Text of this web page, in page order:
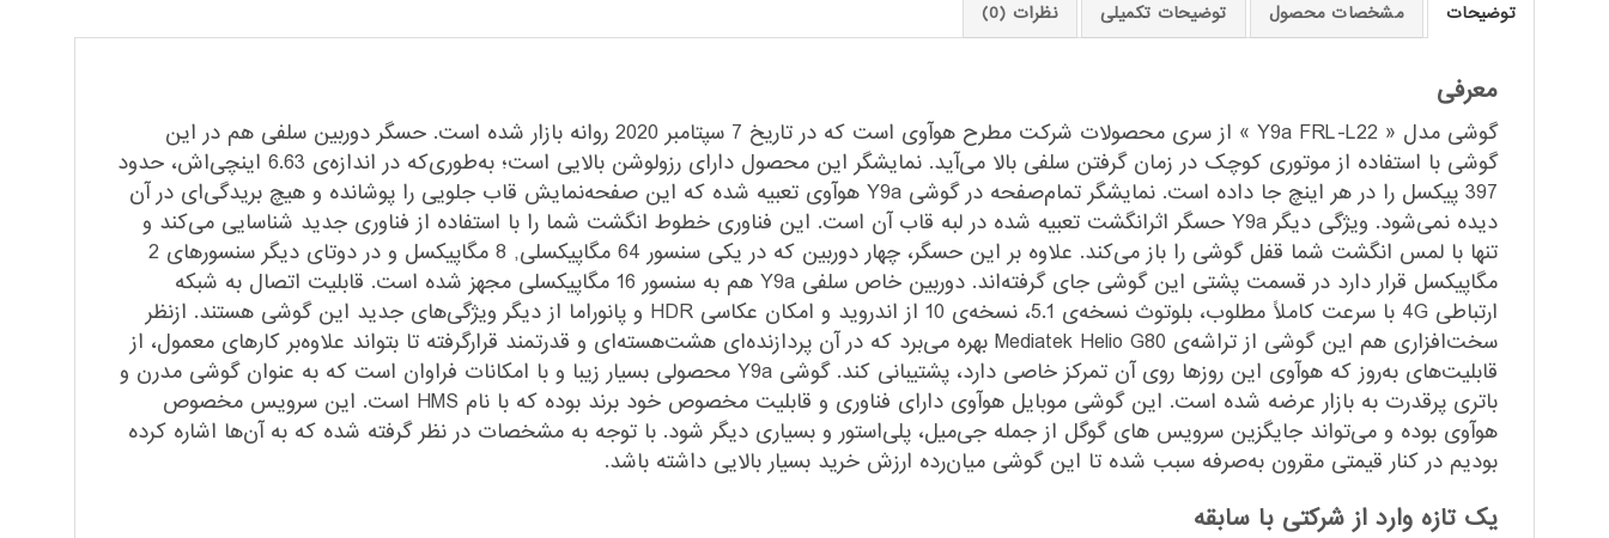
توضیحات مشخصات محصول توضیحات تکمیلی نظرات (0)
معرفی
گوشی مدل « Y9a FRL-L22 » از سری محصولات شرکت مطرح هوآوی است که در تاریخ 7 سپتامبر 2020 روانه بازار شده است. حسگر دوربین سلفی هم در این
گوشی با استفاده از موتوری کوچک در زمان گرفتن سلفی بالا می‌آید. نمایشگر این محصول دارای رزولوشن بالایی است؛ به‌طوری‌که در اندازه‌ی 6.63 اینچی‌اش، حدود
397 پیکسل را در هر اینچ جا داده است. نمایشگر تمام‌صفحه در گوشی Y9a هوآوی تعبیه شده که این صفحه‌نمایش قاب جلویی را پوشانده و هیچ بریدگی‌ای در آن
دیده نمی‌شود. ویژگی دیگر Y9a حسگر اثرانگشت تعبیه شده در لبه قاب آن است. این فناوری خطوط انگشت شما را با استفاده از فناوری جدید شناسایی می­‌کند و
تنها با لمس انگشت شما قفل گوشی را باز می‌کند. علاوه بر این حسگر، چهار دوربین که در یکی سنسور 64 مگاپیکسلی, 8 مگاپیکسل و در دوتای دیگر سنسورهای 2
مگاپیکسل قرار دارد در قسمت پشتی این گوشی جای گرفته‌اند. دوربین‌ خاص سلفی Y9a هم به سنسور 16 مگاپیکسلی مجهز شده است. قابلیت اتصال به شبکه‌
ارتباطی 4G با سرعت کاملاً مطلوب، بلوتوث نسخه­‌ی 5.1، نسخه­‌ی 10 از اندروید و امکان عکاسی HDR و پانوراما از دیگر ویژگی‌های جدید این گوشی هستند. ازنظر
سخت‌افزاری هم این گوشی از تراشه‌ی Mediatek Helio G80 بهره می‌­برد که در آن پردازنده‌‌ای هشت‌هسته‌ا‌ی و قدرتمند قرارگرفته تا بتواند علاوه‌بر کارهای معمول، از
قابلیت‌‌های به‌روز که هوآوی این روزها روی آن تمرکز خاصی دارد، پشتیبانی کند. گوشی Y9a محصولی بسیار زیبا و با امکانات فراوان است که به عنوان گوشی مدرن و
باتری پرقدرت به بازار عرضه شده است. این گوشی موبایل هوآوی دارای فناوری و قابلیت مخصوص خود برند بوده که با نام HMS است. این سرویس مخصوص
هوآوی بوده و می‌تواند جایگزین سرویس های گوگل از جمله جی‌میل، پلی‌استور و بسیاری دیگر شود. با توجه به مشخصات در نظر گرفته شده که به آن‌ها اشاره کرده
بودیم در کنار قیمتی مقرون به‌صرفه سبب شده تا این گوشی میان‌رده ارزش خرید بسیار بالایی داشته باشد.
یک تازه‌ وارد از شرکتی با سابقه